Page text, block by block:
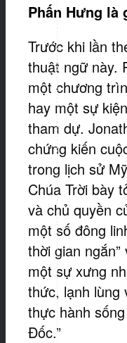
Phấn Hưng là
Trước khi lần
thuật ngữ này.
một chương
hay một sự
tham dự.
chứng kiến
trong lịch sử
Chúa Trời bày
và chủ quyền
một số đông
thời gian
một sự xưng
thức, lạnh lùng
thực hành
Đốc.”